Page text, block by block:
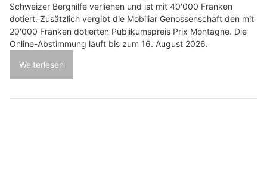
Schweizer Berghilfe verliehen und ist mit 40'000 Franken
dotiert. Zusätzlich vergibt die Mobiliar Genossenschaft den mit
20'000 Franken dotierten Publikumspreis Prix Montagne. Die
Online-Abstimmung läuft bis zum 16. August 2026.
Weiterlesen